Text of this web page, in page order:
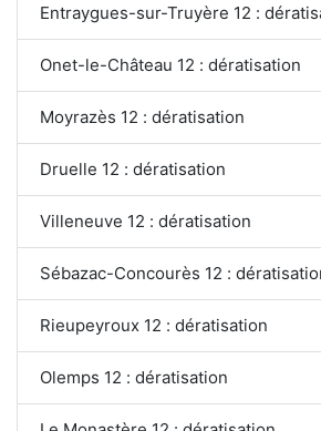
Entraygues-sur-Truyère 12 :
Onet-le-Château 12 : dératisation
Moyrazès 12 : dératisation
Druelle 12 : dératisation
Villeneuve 12 : dératisation
Sébazac-Concourès 12 :
Rieupeyroux 12 : dératisation
Olemps 12 : dératisation